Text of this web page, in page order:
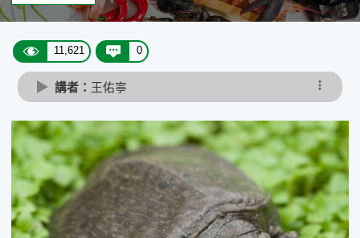
11,621 0
講者： 王佑寧